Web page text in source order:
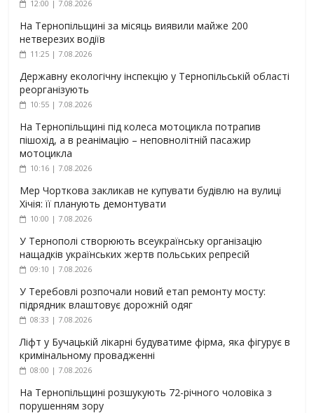
12:00 | 7.08.2026
На Тернопільщині за місяць виявили майже 200
нетверезих водіїв
11:25 | 7.08.2026
Державну екологічну інспекцію у Тернопільській області
реорганізують
10:55 | 7.08.2026
На Тернопільщині під колеса мотоцикла потрапив
пішохід, а в реанімацію – неповнолітній пасажир
мотоцикла
10:16 | 7.08.2026
Мер Чорткова закликав не купувати будівлю на вулиці
Хічія: її планують демонтувати
10:00 | 7.08.2026
У Тернополі створюють всеукраїнську організацію
нащадків українських жертв польських репресій
09:10 | 7.08.2026
У Теребовлі розпочали новий етап ремонту мосту:
підрядник влаштовує дорожній одяг
08:33 | 7.08.2026
Ліфт у Бучацькій лікарні будуватиме фірма, яка фігурує в
кримінальному провадженні
08:00 | 7.08.2026
На Тернопільщині розшукують 72-річного чоловіка з
порушенням зору